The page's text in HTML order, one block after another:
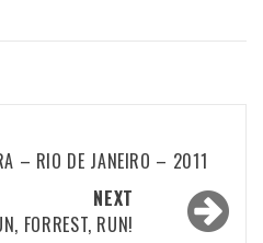
– RIO DE JANEIRO – 2011
NEXT
FORREST, RUN!